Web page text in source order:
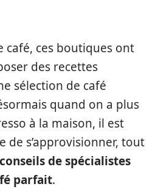
café, ces boutiques ont
des recettes
sélection de café
quand on a plus
à la maison, il est
de s’approvisionner, tout
conseils de spécialistes
parfait.